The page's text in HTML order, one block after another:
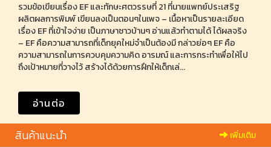
รวมข้อเขียนเรื่อง EF และทักษะศตวรรษที่ 21 ที่นายแพทย์ประเสริฐ
ผลิตผลการพิมพ์ เขียนลงเป็นตอนๆในเพจ – เนื้อหาเป็นรายละเอียด
เรื่อง EF ที่เข้าใจง่าย เป็นภาษาชาวบ้านๆ อ่านแล้วทำตามได้ ได้ผลจริง
– EF คือความสามารถที่เด็กยุคใหม่จำเป็นต้องมี กล่าวย่อๆ EF คือ
ความสามารถในการควบคุมความคิด อารมณ์ และการกระทำเพื่อให้ไป
ถึงเป้าหมายที่วางไว้ สร้างได้ด้วยการฝึกให้เด็กเล่...
อ่านต่อ
สินค้าแนะนำ เพิ่มเติม